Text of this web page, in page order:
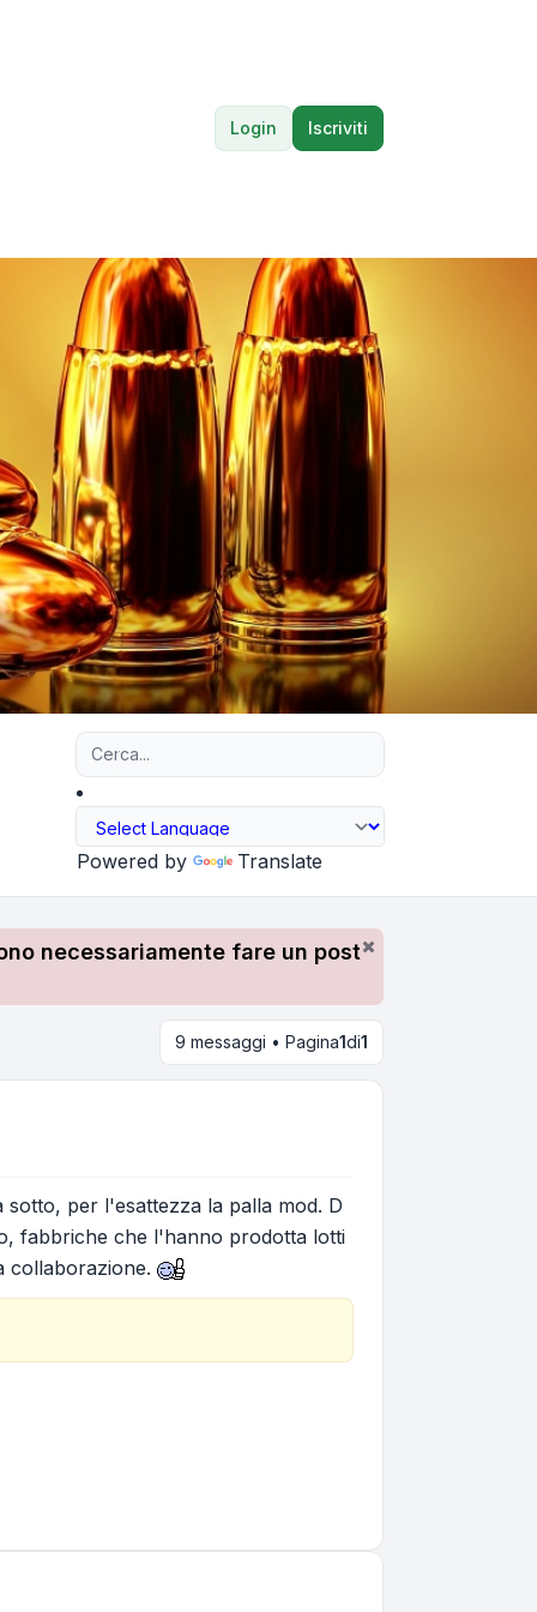
Login Iscriviti
Powered by Translate
necessariamente fare un post
9 messaggi • Pagina1di1
per l'esattezza la palla mod. D
fabbriche che l'hanno prodotta lotti
collaborazione.